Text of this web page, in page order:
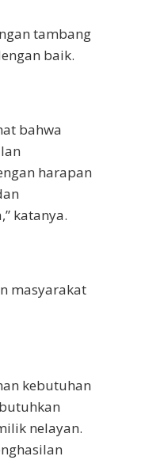
tambang
baik.
bahwa
harapan
katanya.
masyarakat
kebutuhan
nelayan.